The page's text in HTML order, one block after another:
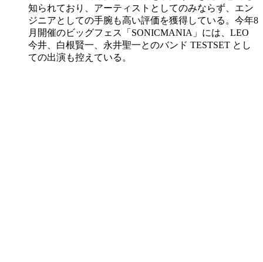
知られており、アーティストとしてのみならず、エン
ジニアとしての手腕も高い評価を獲得している。今年8
月開催のビッグフェス「SONICMANIA」には、LEO
今井、白根賢一、永井聖一とのバンド TESTSET とし
ての出演も控えている。